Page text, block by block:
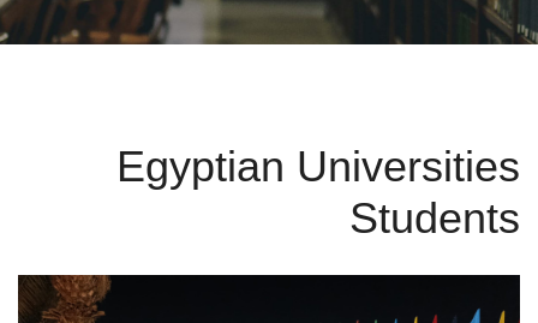
البحث العلمي
المراكز والوحدات
الإعلام
Egyptian Universities
Students